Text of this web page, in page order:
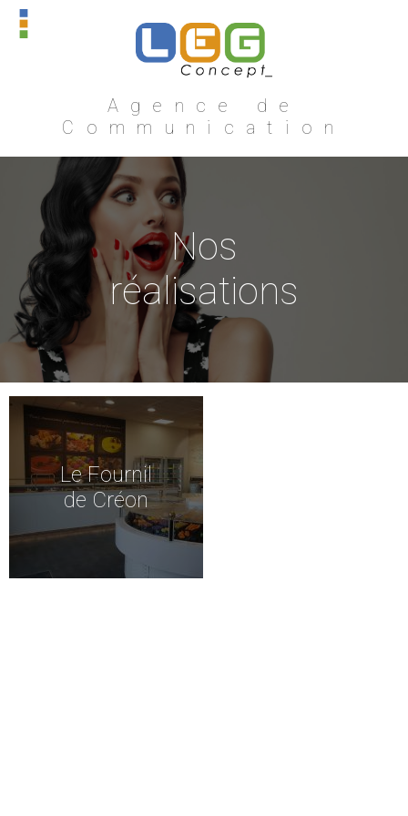
Agence de
Communication
Nos
réalisations
Le Fournil
de Créon